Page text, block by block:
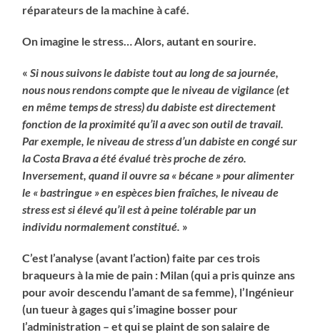
réparateurs de la machine à café.
On imagine le stress… Alors, autant en sourire.
«Si nous suivons le dabiste tout au long de sa journée,
nous nous rendons compte que le niveau de vigilance (et
en même temps de stress) du dabiste est directement
fonction de la proximité qu’il a avec son outil de travail.
Par exemple, le niveau de stress d’un dabiste en congé sur
la Costa Brava a été évalué très proche de zéro.
Inversement, quand il ouvre sa « bécane » pour alimenter
le « bastringue » en espèces bien fraîches, le niveau de
stress est si élevé qu’il est à peine tolérable par un
individu normalement constitué. »
C’est l’analyse (avant l’action) faite par ces trois
braqueurs à la mie de pain : Milan (qui a pris quinze ans
pour avoir descendu l’amant de sa femme), l’Ingénieur
(un tueur à gages qui s’imagine bosser pour
l’administration – et qui se plaint de son salaire de